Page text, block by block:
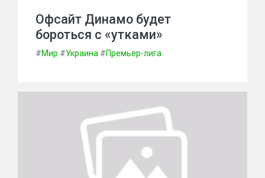
Офсайт Динамо будет
бороться с «утками»
#Мир #Украина #Премьер-лига